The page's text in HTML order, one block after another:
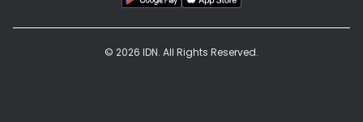
© 2026 IDN. All Rights Reserved.